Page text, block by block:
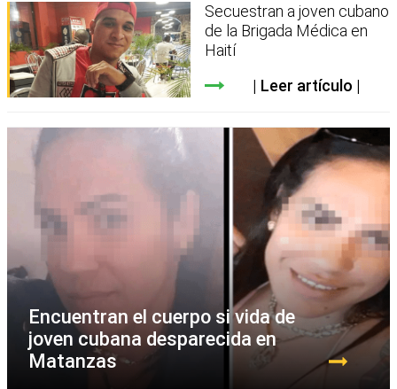
Secuestran a joven cubano
de la Brigada Médica en
Haití
Leer artículo
Encuentran el cuerpo si vida de
joven cubana desparecida en
Matanzas